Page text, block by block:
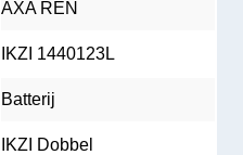
AXA REN
IKZI 1440123L
Batterij
IKZI Dobbel